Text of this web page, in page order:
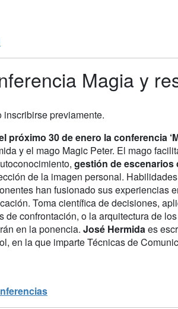
Magia y
previamente.
próximo 30 de enero la conferencia
y el mago Magic Peter. El mago
gestión de
de la imagen personal.
han fusionado sus experiencias
Toma científica de decisiones,
de confrontación, o la arquitectura de
en la ponencia. José Hermida es
en la que imparte Técnicas de